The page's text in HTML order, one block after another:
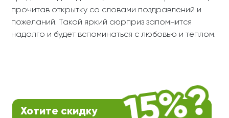
прочитав открытку со словами поздравлений и
пожеланий. Такой яркий сюрприз запомнится
надолго и будет вспоминаться с любовью и теплом.
Хотите скидку